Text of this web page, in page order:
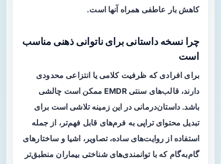
کاهش بار عاطفی همراه آنها است.
چرا نسخه داستانی برای ناتوانی ذهنی مناسب
است
برای افرادی که ظرفیت کلامی یا انتزاعی محدودی
دارند، قالب‌های سنتی EMDR ممکن است چالشی
باشد. داستان‌درمانی در این زمینه تلاشی است برای
تبدیل محتوای تراپی به فرم‌های قابل فهم‌تر، از جمله
استفاده از روایت‌های ساده، تصاویر، اشیا و ساختارهای
گام‌به‌گام که با توانمندی‌های شناختی بیماران منطبق‌تر